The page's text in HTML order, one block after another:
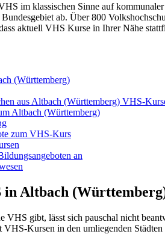
im klassischen Sinne auf
ab. Über 800
aktuell VHS Kurse in Ihrer Nähe
(Württemberg)
aus Altbach (Württemberg) VHS-
Altbach (Württemberg)
zum VHS-Kurs
an
in Altbach
VHS gibt, lässt sich pauschal nicht
Kursen in den umliegenden